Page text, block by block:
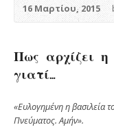
16 Μαρτίου, 2015
Πως αρχίζει
γιατί…
«Ευλογημένη η βασιλεία
Πνεύματος. Αμήν».